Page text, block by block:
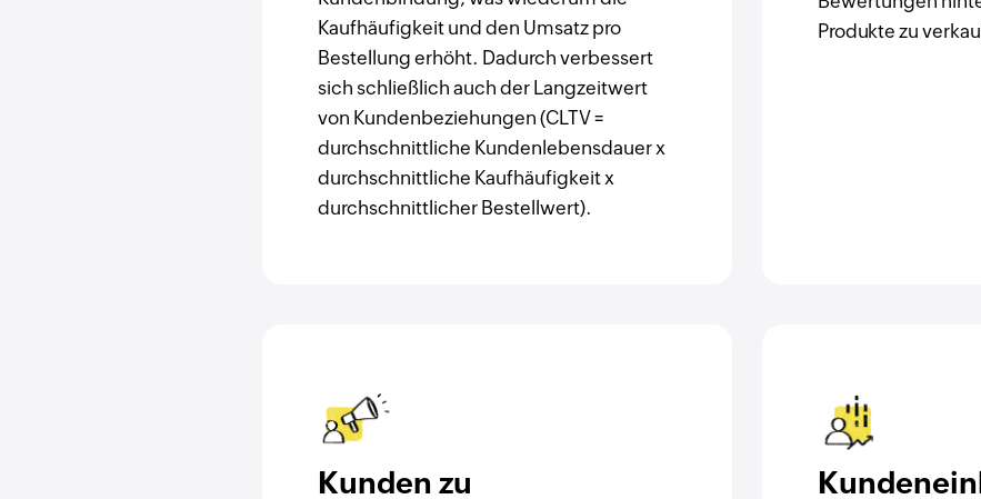
Kaufhäufigkeit und den Umsatz pro
Bestellung erhöht. Dadurch verbessert
sich schließlich auch der Langzeitwert
von Kundenbeziehungen (CLTV =
durchschnittliche Kundenlebensdauer x
durchschnittliche Kaufhäufigkeit x
durchschnittlicher Bestellwert).
Produkte zu
Kunden zu